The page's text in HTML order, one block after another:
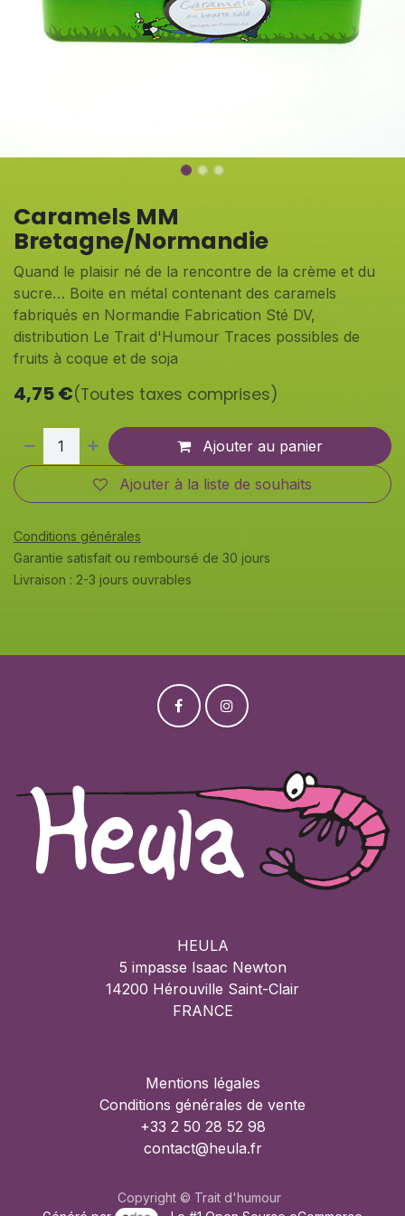
Caramels MM
Bretagne/Normandie
Quand le plaisir né de la rencontre de la crème et du
sucre… Boite en métal contenant des caramels
fabriqués en Normandie Fabrication Sté DV,
distribution Le Trait d'Humour Traces possibles de
fruits à coque et de soja
4,75€(Toutes taxes comprises)
Ajouter au panier
Ajouter à la liste de souhaits
Conditions générales
Garantie satisfait ou remboursé de 30 jours
Livraison : 2-3 jours ouvrables
HEULA
5 impasse Isaac Newton
14200 Hérouville Saint-Clair
FRANCE
Mentions légales
Conditions générales de vente
+33 2 50 28 52 98
contact@heula.fr
Copyright © Trait d'humour